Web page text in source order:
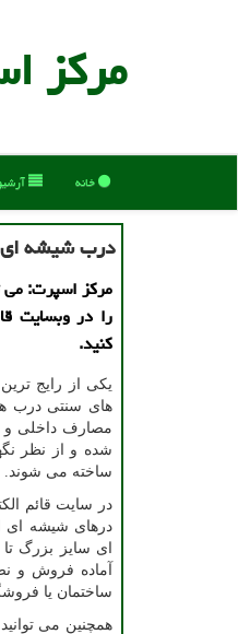
مركز
خانه
درب شیشه ای
مركز اسپرت: می
را در وبسایت
كنید.
یکی از رایج
های سنتی درب
مصارف داخلی و
شده و از نظر
ساخته می شوند.
در سایت قائم
درهای شیشه ای
ای سایز بزرگ
آماده فروش و
ساختمان یا
همچنین می توانید